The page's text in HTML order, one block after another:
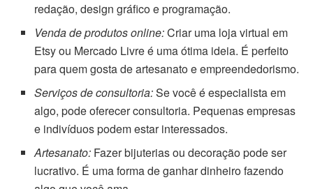
redação, design gráfico e programação.
Venda de produtos online:Criar uma loja virtual em
Etsy ou Mercado Livre é uma ótima ideia. É perfeito
para quem gosta de artesanato e empreendedorismo.
Serviços de consultoria:Se você é especialista em
algo, pode oferecer consultoria. Pequenas empresas
e indivíduos podem estar interessados.
Artesanato: Fazer bijuterias ou decoração pode ser
lucrativo. É uma forma de ganhar dinheiro fazendo